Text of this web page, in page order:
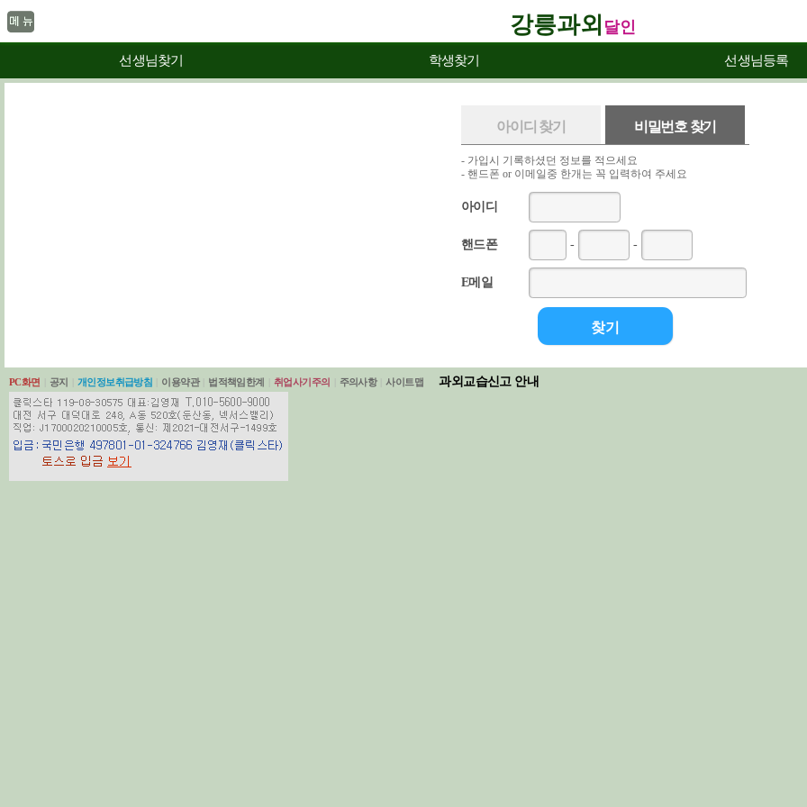
강릉과외 달인
선생님찾기 학생찾기 선생님등록
아이디 찾기 비밀번호 찾기
- 가입시 기록하셨던 정보를 적으세요
- 핸드폰 or 이메일중 한개는 꼭 입력하여 주세요
아이디
핸드폰 - -
E메일
PC화면 공지 개인정보취급방침 이용약관 법적책임한계 취업사기주의 주의사항 사이트맵 과외교습신고 안내